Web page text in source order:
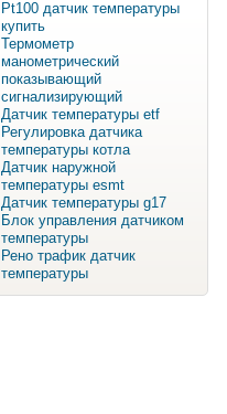
Pt100 датчик температуры
купить
Термометр
манометрический
показывающий
сигнализирующий
Датчик температуры etf
Регулировка датчика
температуры котла
Датчик наружной
температуры esmt
Датчик температуры g17
Блок управления датчиком
температуры
Рено трафик датчик
температуры